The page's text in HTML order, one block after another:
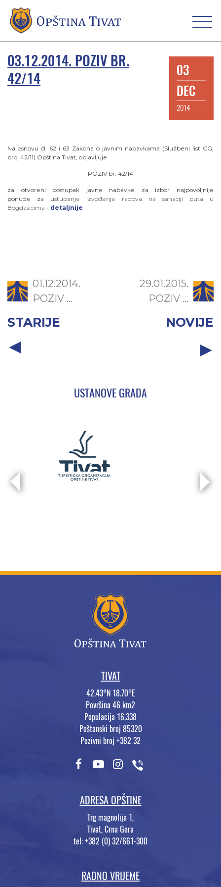
03.12.2014. POZIV BR.
42/14
03
DEC
2014
Na osnovu čl. 62 i 63 Zakona o javnim nabavkama (Službeni list CG,
broj 42/11) Opština Tivat, objavljuje
POZIV br. 42/14
za otvoreni postupak javne nabavke za izbor najpovoljnije
ponude za ustupanje izvođenja radova na sanaciji puta u
Bogdašićima - detaljnije
01.12.2014.
POZIV ...
STARIJE
29.01.2015.
POZIV ...
NOVIJE
USTANOVE GRADA
TIVAT
42.43°N 18.70°E
Površina 46 km2
Populacija 16.338
Poštanski broj 85320
Pozivni broj +382 32
ADRESA OPŠTINE
Trg magnolija 1,
Tivat, Crna Gora
tel: +382 (0) 32/661-300
RADNO VRIJEME